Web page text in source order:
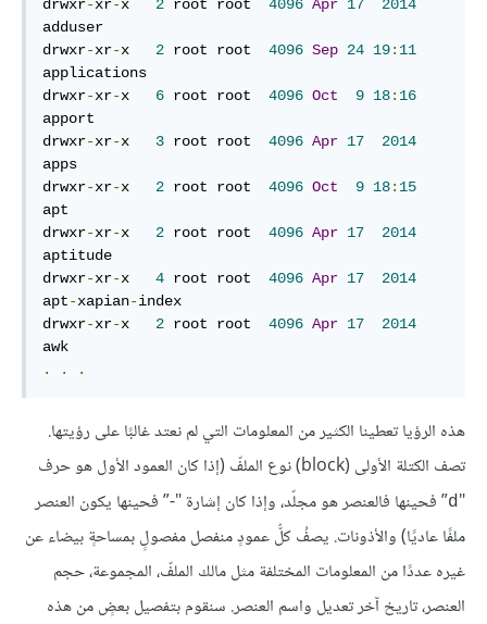
drwxr-xr-x 2 root root 4096 Apr 17
2014
adduser
drwxr-xr-x 2 root root 4096 Sep 24 19: 11
applications
drwxr-xr-x 6 root root 4096 Oct 9 18: 16
apport
drwxr-xr-x 3 root root 4096 Apr 17
2014
apps
drwxr-xr-x 2 root root 4096 Oct 9 18: 15
apt
drwxr-xr-x 2 root root 4096 Apr 17
2014
aptitude
drwxr-xr-x 4 root root 4096 Apr 17
2014
apt-xapian-index
drwxr-xr-x 2 root root 4096 Apr 17
2014
.
. .
هذه الرؤيا تعطينا الكثير من المعلومات التي لم نعتد غالبًا على رؤيتها.
تصف الكتلة الأولى (block) نوع الملفّ (إذا كان العمود الأول هو حرف
"
d” فحينها فالعنصر هو مجلّد، وإذا كان إشارة "-” فحينها يكون العنصر
ملفًا عاديًا) والأذونات. يصفُ كلُّ عمودٍ منفصل مفصولٍ بمساحةٍ بيضاء عن
غيره عددًا من المعلومات المختلفة مثل مالك الملفّ، المجموعة، حجم
العنصر، تاريخ آخر تعديل واسم العنصر. سنقوم بتفصيل بعضٍ من هذه